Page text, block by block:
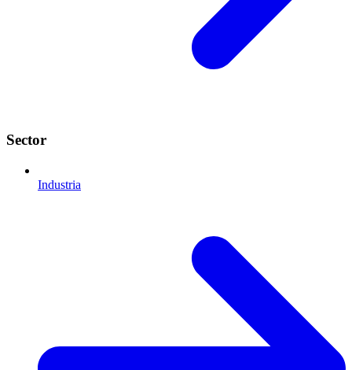
Sector
Industria